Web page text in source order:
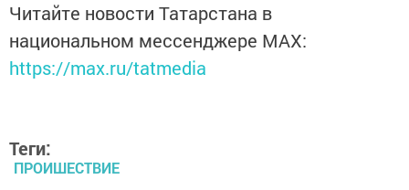
Читайте новости Татарстана в
национальном мессенджере MАХ:
https://max.ru/tatmedia
Теги:
ПРОИШЕСТВИЕ